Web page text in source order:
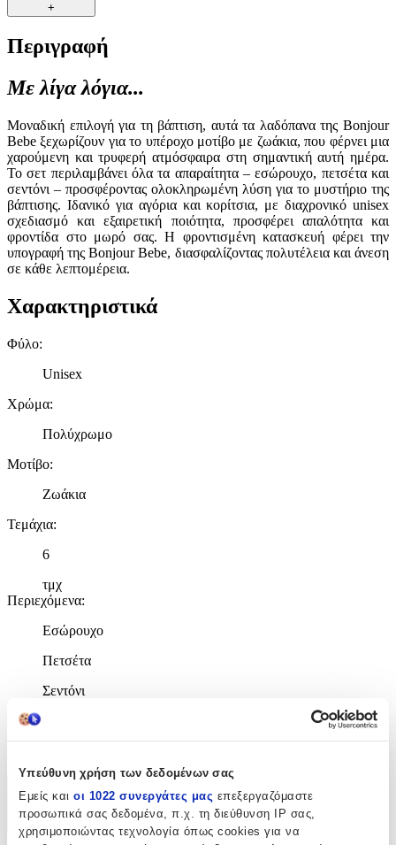
Υπεύθυνη χρήση των δεδομένων σας
Εμείς και οι 1022 συνεργάτες μας επεξεργαζόμαστε
προσωπικά σας δεδομένα, π.χ. τη διεύθυνση IP σας,
χρησιμοποιώντας τεχνολογία όπως cookies για να
+
Περιγραφή
Με λίγα λόγια...
Μοναδική επιλογή για τη βάπτιση, αυτά τα λαδόπανα της Bonjour
Bebe ξεχωρίζουν για το υπέροχο μοτίβο με ζωάκια, που φέρνει μια
χαρούμενη και τρυφερή ατμόσφαιρα στη σημαντική αυτή ημέρα.
Το σετ περιλαμβάνει όλα τα απαραίτητα – εσώρουχο, πετσέτα και
σεντόνι – προσφέροντας ολοκληρωμένη λύση για το μυστήριο της
βάπτισης. Ιδανικό για αγόρια και κορίτσια, με διαχρονικό unisex
σχεδιασμό και εξαιρετική ποιότητα, προσφέρει απαλότητα και
φροντίδα στο μωρό σας. Η φροντισμένη κατασκευή φέρει την
υπογραφή της Bonjour Bebe, διασφαλίζοντας πολυτέλεια και άνεση
σε κάθε λεπτομέρεια.
Χαρακτηριστικά
Φύλο:
Unisex
Χρώμα:
Πολύχρωμο
Μοτίβο:
Ζωάκια
Τεμάχια:
6
τμχ
Περιεχόμενα:
Εσώρουχο
Πετσέτα
Σεντόνι
Κατασκευαστής
Χαρακτηριστικά